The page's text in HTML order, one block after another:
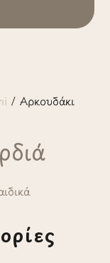
/ Aρκουδάκι